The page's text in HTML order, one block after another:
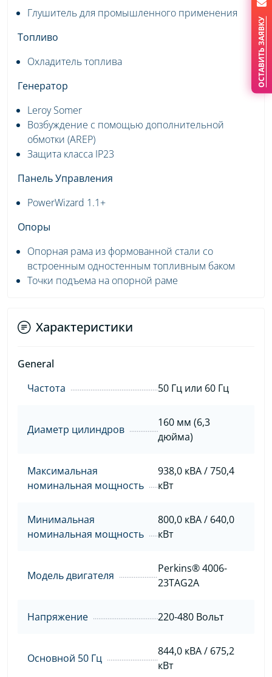
Глушитель для промышленного применения
Топливо
Охладитель топлива
Генератор
Leroy Somer
Возбуждение с помощью дополнительной
обмотки (AREP)
Защита класса IP23
Панель Управления
PowerWizard 1.1+
Опоры
Опорная рама из формованной стали со
встроенным одностенным топливным баком
Точки подъема на опорной раме
Характеристики
General
Частота
50 Гц или 60 Гц
Диаметр цилиндров
160 мм (6,3
дюйма)
Максимальная
номинальная мощность
938,0 кВА / 750,4
кВт
Минимальная
номинальная мощность
800,0 кВА / 640,0
кВт
Модель двигателя
Perkins® 4006-
23TAG2A
Напряжение 220-480 Вольт
Основной 50 Гц
844,0 кВА / 675,2
кВт
ОСТАВИТЬ ЗАЯВКУ